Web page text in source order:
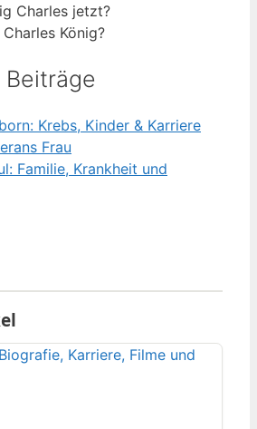
Charles jetzt?
König?
Krebs, Kinder & Karriere
Frau
Familie, Krankheit und